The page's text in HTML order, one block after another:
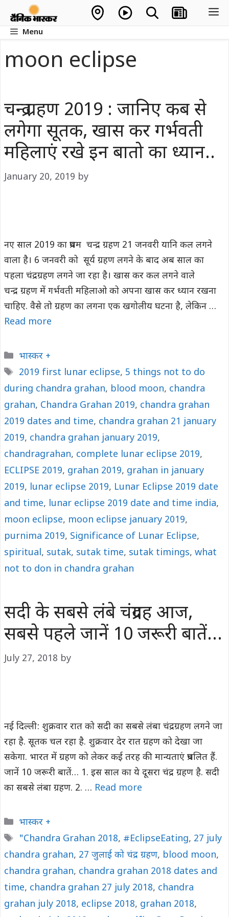
contentMenu
moon eclipse
चन्द्र ग्रहण 2019 : जानिए कब से
लगेगा सूतक, खास कर गर्भवती
महिलाएं रखे इन बातो का ध्यान..
January 20, 2019 by
नए साल 2019 का प्रथम चन्द्र ग्रहण 21 जनवरी यानि कल लगने
वाला है। 6 जनवरी को सूर्य ग्रहण लगने के बाद अब साल का
पहला चंद्रग्रहण लगने जा रहा है। खास कर कल लगने वाले
चन्द्र ग्रहण में गर्भवती महिलाओ को अपना खास कर ध्यान रखना
चाहिए. वैसे तो ग्रहण का लगना एक खगोलीय घटना है, लेकिन …
Read more
Categories
भास्कर +
Tags
2019 first lunar eclipse, 5 things not to do
during chandra grahan, blood moon, chandra
grahan, Chandra Grahan 2019, chandra grahan
2019 dates and time, chandra grahan 21 january
2019, chandra grahan january 2019,
chandragrahan, complete lunar eclipse 2019,
ECLIPSE 2019, grahan 2019, grahan in january
2019, lunar eclipse 2019, Lunar Eclipse 2019 date
and time, lunar eclipse 2019 date and time india,
moon eclipse, moon eclipse january 2019,
purnima 2019, Significance of Lunar Eclipse,
spiritual, sutak, sutak time, sutak timings, what
not to don in chandra grahan
सदी के सबसे लंबे चंद्रग्रह आज,
सबसे पहले जानें 10 जरूरी बातें…
July 27, 2018 by
नई दिल्‍ली: शुक्रवार रात को सदी का सबसे लंबा चंद्रग्रहण लगने जा
रहा है. सूतक चल रहा है. शुक्रवार देर रात ग्रहण को देखा जा
सकेगा. भारत में ग्रहण को लेकर कई तरह की मान्‍यताएं प्रचलित हैं.
जानें 10 जरूरी बातें… 1. इस साल का ये दूसरा चंद्र ग्रहण है. सदी
का सबसे लंबा ग्रहण. 2. … Read more
Categories
भास्कर +
Tags
"Chandra Grahan 2018, #EclipseEating, 27 july
chandra grahan, 27 जुलाई को चंद्र ग्रहण, blood moon,
chandra grahan, chandra grahan 2018 dates and
time, chandra grahan 27 july 2018, chandra
grahan july 2018, eclipse 2018, grahan 2018,